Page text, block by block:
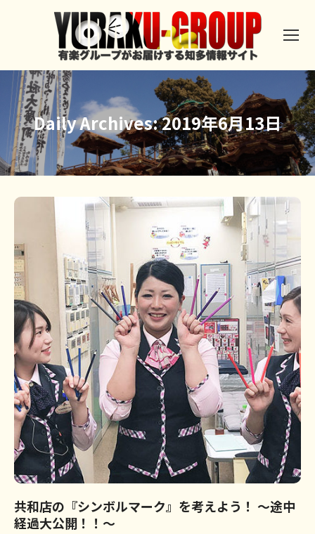
Daily Archives:2019年6月13日
共和店の『シンボルマーク』を考えよう！ ～途中
経過大公開！！～